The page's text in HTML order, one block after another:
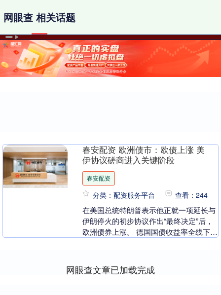
网眼查 相关话题
春安配资 欧洲债市：欧债上涨 美
伊协议磋商进入关键阶段
春安配资
分类：配资服务平台 查看：244
在美国总统特朗普表示他正就一项延长与
伊朗停火的初步协议作出“最终决定”后，
欧洲债券上涨。 德国国债收益率全线下跌
网眼查文章已加载完成